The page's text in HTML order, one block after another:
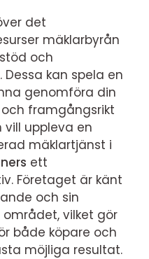
det
mäklarbyrån
och
kan spela en
genomföra din
framgångsrikt
vill uppleva en
mäklartjänst i
ett
Företaget är känt
och sin
vilket gör
både köpare och
möjliga resultat.